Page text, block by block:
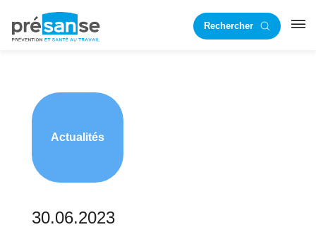
principale
RechercherRST
Actualités
30.06.2023